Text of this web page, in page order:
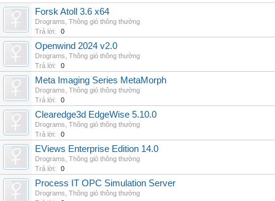
Forsk Atoll 3.6 x64
Drograms Thông gió thông thường
Trả lời:
0
Openwind 2024 v2.0
Drograms Thông gió thông thường
Trả lời:
0
Meta Imaging Series MetaMorph
Drograms Thông gió thông thường
Trả lời:
0
Clearedge3d EdgeWise 5.10.0
Drograms Thông gió thông thường
Trả lời:
0
EViews Enterprise Edition 14.0
Drograms Thông gió thông thường
Trả lời:
0
Process IT OPC Simulation Server
Drograms Thông gió thông thường